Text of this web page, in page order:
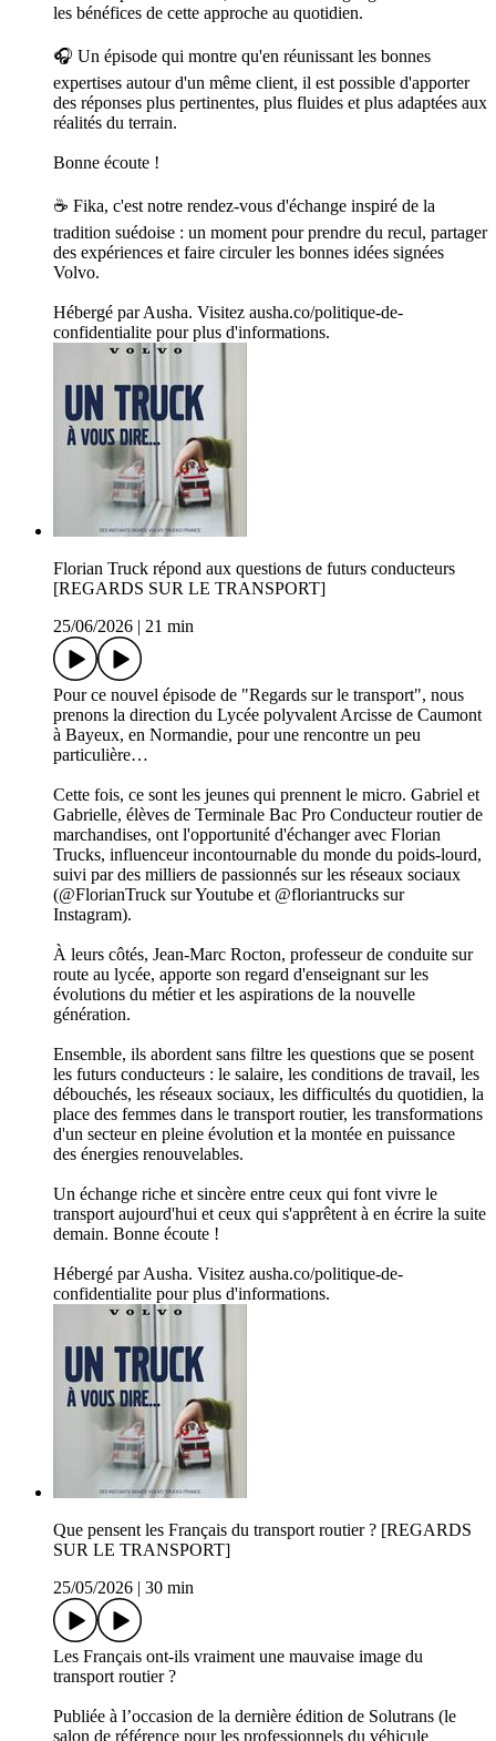
les bénéfices de cette approche au quotidien.
🎧 Un épisode qui montre qu'en réunissant les bonnes
expertises autour d'un même client, il est possible d'apporter
des réponses plus pertinentes, plus fluides et plus adaptées aux
réalités du terrain.
Bonne écoute !
☕ Fika, c'est notre rendez-vous d'échange inspiré de la
tradition suédoise : un moment pour prendre du recul, partager
des expériences et faire circuler les bonnes idées signées
Volvo.
Hébergé par Ausha. Visitez ausha.co/politique-de-
confidentialite pour plus d'informations.
Florian Truck répond aux questions de futurs conducteurs
[REGARDS SUR LE TRANSPORT]
25/06/2026
21 min
Pour ce nouvel épisode de "Regards sur le transport", nous
prenons la direction du Lycée polyvalent Arcisse de Caumont
à Bayeux, en Normandie, pour une rencontre un peu
particulière…
Cette fois, ce sont les jeunes qui prennent le micro. Gabriel et
Gabrielle, élèves de Terminale Bac Pro Conducteur routier de
marchandises, ont l'opportunité d'échanger avec Florian
Trucks, influenceur incontournable du monde du poids-lourd,
suivi par des milliers de passionnés sur les réseaux sociaux
(@FlorianTruck sur Youtube et @floriantrucks sur
Instagram).
À leurs côtés, Jean-Marc Rocton, professeur de conduite sur
route au lycée, apporte son regard d'enseignant sur les
évolutions du métier et les aspirations de la nouvelle
génération.
Ensemble, ils abordent sans filtre les questions que se posent
les futurs conducteurs : le salaire, les conditions de travail, les
débouchés, les réseaux sociaux, les difficultés du quotidien, la
place des femmes dans le transport routier, les transformations
d'un secteur en pleine évolution et la montée en puissance
des énergies renouvelables.
Un échange riche et sincère entre ceux qui font vivre le
transport aujourd'hui et ceux qui s'apprêtent à en écrire la suite
demain. Bonne écoute !
Hébergé par Ausha. Visitez ausha.co/politique-de-
confidentialite pour plus d'informations.
Que pensent les Français du transport routier ? [REGARDS
SUR LE TRANSPORT]
25/05/2026
30 min
Les Français ont-ils vraiment une mauvaise image du
transport routier ?
Publiée à l’occasion de la dernière édition de Solutrans (le
salon de référence pour les professionnels du véhicule